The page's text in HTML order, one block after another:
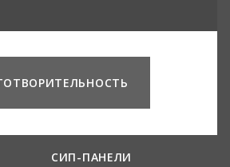
СИП-ПАНЕЛИ